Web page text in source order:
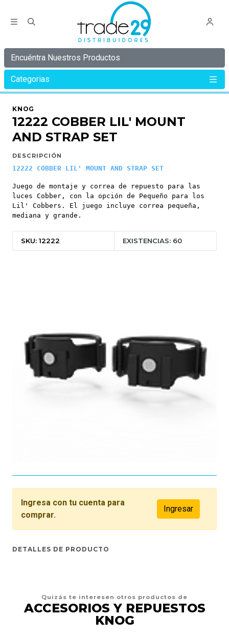
Encuéntra Nuestros Productos
Categorias
Inicio KNOG 12222 COBBER LIL' MOUNT AND STRAP SET
KNOG
12222 COBBER LIL' MOUNT
AND STRAP SET
DESCRIPCIÓN
12222 COBBER LIL' MOUNT AND STRAP SET
Juego de montaje y correa de repuesto para las
luces Cobber, con la opción de Pequeño para los
Lil' Cobbers. El juego incluye correa pequeña,
mediana y grande.
SKU: 12222 EXISTENCIAS: 60
Ingresa con tu cuenta para
comprar.
Ingresar
DETALLES DE PRODUCTO
Quizás te interesen otros productos de
ACCESORIOS Y REPUESTOS
KNOG